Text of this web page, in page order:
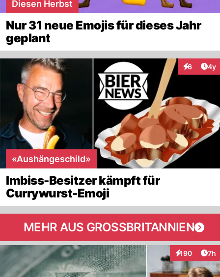
Diesen Herbst
Nur 31 neue Emojis für dieses Jahr
geplant
6 4y
«Aushängeschild»
Imbiss-Besitzer kämpft für
Currywurst-Emoji
MEHR AUS GROSSBRITANNIEN
190
Interaktionen
7h